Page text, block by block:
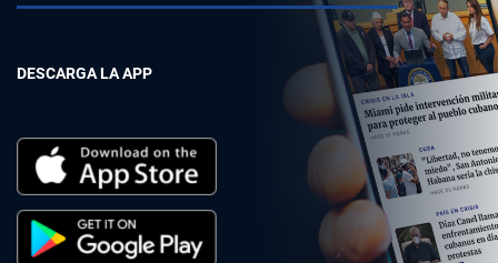
DESCARGA LA APP